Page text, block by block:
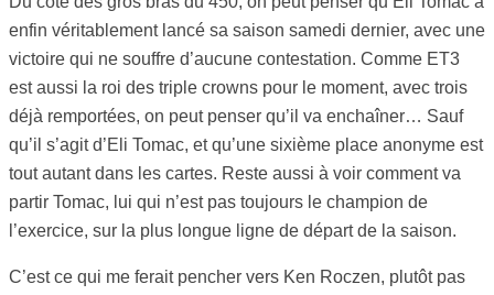
enfin véritablement lancé sa saison samedi dernier, avec une
victoire qui ne souffre d’aucune contestation. Comme ET3
est aussi la roi des triple crowns pour le moment, avec trois
déjà remportées, on peut penser qu’il va enchaîner… Sauf
qu’il s’agit d’Eli Tomac, et qu’une sixième place anonyme est
tout autant dans les cartes. Reste aussi à voir comment va
partir Tomac, lui qui n’est pas toujours le champion de
l’exercice, sur la plus longue ligne de départ de la saison.
C’est ce qui me ferait pencher vers Ken Roczen, plutôt pas